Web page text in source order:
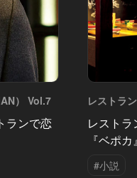
） Vol.7
ランで恋
レストラ
レスト
『ベポ
#小説